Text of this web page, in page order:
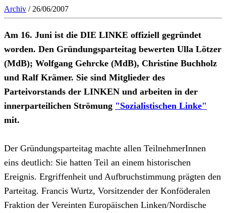
Archiv / 26/06/2007
Am 16. Juni ist die DIE LINKE offiziell gegründet
worden. Den Gründungsparteitag bewerten Ulla Lötzer
(MdB); Wolfgang Gehrcke (MdB), Christine Buchholz
und Ralf Krämer. Sie sind Mitglieder des
Parteivorstands der LINKEN und arbeiten in der
innerparteilichen Strömung "Sozialistischen Linke"
mit.
Der Gründungsparteitag machte allen TeilnehmerInnen
eins deutlich: Sie hatten Teil an einem historischen
Ereignis. Ergriffenheit und Aufbruchstimmung prägten den
Parteitag. Francis Wurtz, Vorsitzender der Konföderalen
Fraktion der Vereinten Europäischen Linken/Nordische